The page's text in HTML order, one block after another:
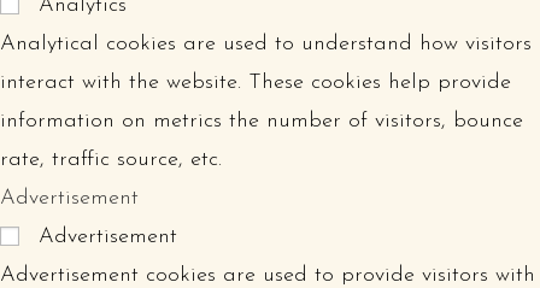
Analytics
Analytical cookies are used to understand how visitors
interact with the website. These cookies help provide
information on metrics the number of visitors, bounce
rate, traffic source, etc.
Advertisement
Advertisement
Advertisement cookies are used to provide visitors with